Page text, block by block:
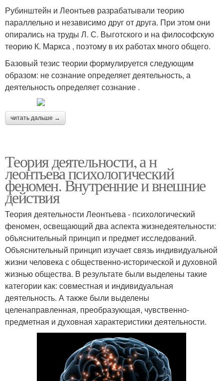
Рубинштейн и Леонтьев разрабатывали теорию
параллельно и независимо друг от друга. При этом они
опирались на труды Л. С. Выготского и на философскую
теорию К. Маркса , поэтому в их работах много общего.
Базовый тезис теории формулируется следующим
образом: не сознание определяет деятельность, а
деятельность определяет сознание .
читать дальше →
Теория деятельности, а н
леонтьева психологический
феномен. Внутренние и внешние
действия
Теория деятельности Леонтьева - психологический
феномен, освещающий два аспекта жизнедеятельности:
объяснительный принцип и предмет исследований.
Объяснительный принцип изучает связь индивидуальной
жизни человека с общественно-исторической и духовной
жизнью общества. В результате были выделены такие
категории как: совместная и индивидуальная
деятельность. А также были выделены
целенаправленная, преобразующая, чувственно-
предметная и духовная характеристики деятельности.